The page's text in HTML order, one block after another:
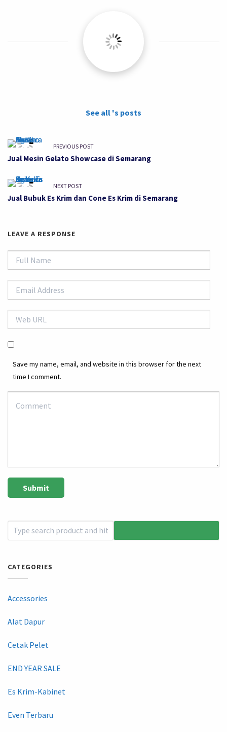
See all 's posts
PREVIOUS POST
Jual Mesin Gelato Showcase di Semarang
NEXT POST
Jual Bubuk Es Krim dan Cone Es Krim di Semarang
LEAVE A RESPONSE
Save my name, email, and website in this browser for the next
time I comment.
CATEGORIES
Accessories
Alat Dapur
Cetak Pelet
END YEAR SALE
Es Krim-Kabinet
Even Terbaru